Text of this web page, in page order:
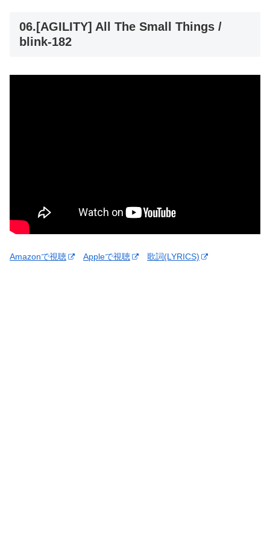
06.[AGILITY] All The Small Things /
blink-182
Amazonで視聴 Appleで視聴 歌詞(LYRICS)